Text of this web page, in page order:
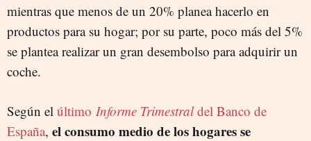
mientras que menos de un 20% planea hacerlo en
productos para su hogar; por su parte, poco más del 5%
se plantea realizar un gran desembolso para adquirir un
coche.
Según el último Informe Trimestraldel Banco de
España, el consumo medio de los hogares se